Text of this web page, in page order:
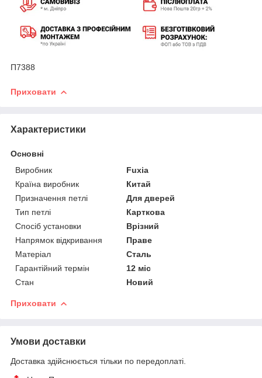
П7388
Приховати
Характеристики
Основні
Виробник
Fuxia
Країна виробник
Китай
Призначення петлі
Для дверей
Тип петлі
Карткова
Спосіб установки
Врізний
Напрямок відкривання
Праве
Матеріал
Сталь
Гарантійний термін
12 міс
Стан
Новий
Приховати
Умови доставки
Доставка здійснюється тільки по передоплаті.